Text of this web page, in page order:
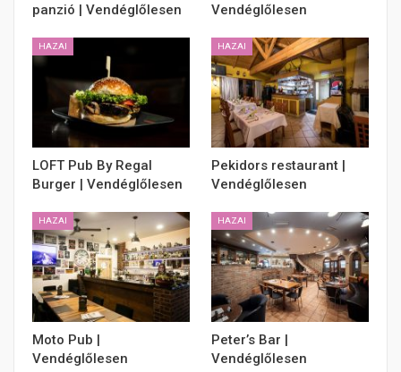
panzió | Vendéglőlesen
Vendéglőlesen
HAZAI
LOFT Pub By Regal
Burger | Vendéglőlesen
HAZAI
Pekidors restaurant |
Vendéglőlesen
HAZAI
Moto Pub |
Vendéglőlesen
HAZAI
Peter’s Bar |
Vendéglőlesen